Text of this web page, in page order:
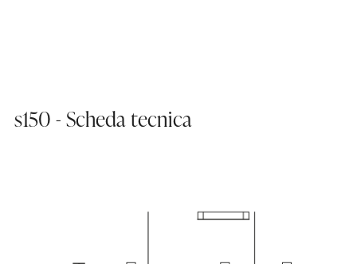
s150 - Scheda tecnica